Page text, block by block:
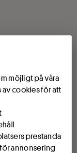
möjligt på våra
cookies för att
prestanda
annonsering